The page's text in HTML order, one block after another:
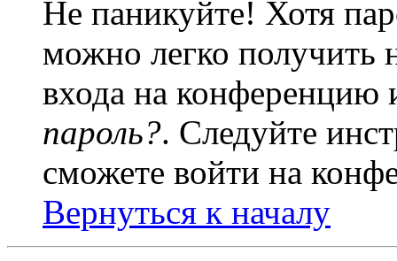
Не паникуйте! Хотя
можно легко получить
входа на
пароль?. Следуйте
сможете войти на
Вернуться к началу